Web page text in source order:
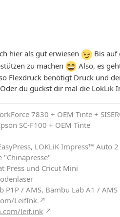
hier als gut erwiesen
Bis auf
zu machen
Also, es
Flexdruck benötigt Druck und
du guckst dir mal die LokLik
7830 + OEM Tinte +
SC-F100 + OEM Tinte
LOKLiK Impress™ Auto
"Chinapresse"
Press und Cricut Mini
P1P / AMS, Bambu Lab A1 /
LeifInk
leif.ink